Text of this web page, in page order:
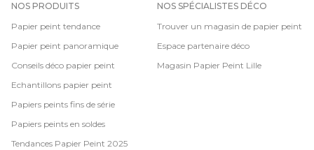
NOS PRODUITS
Papier peint tendance
Papier peint panoramique
Conseils déco papier peint
Echantillons papier peint
Papiers peints fins de série
Papiers peints en soldes
Tendances Papier Peint 2025
NOS SPÉCIALISTES DÉCO
Trouver un magasin de papier peint
Espace partenaire déco
Magasin Papier Peint Lille